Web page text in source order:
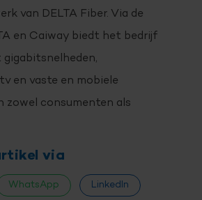
via
WhatsApp LinkedIn
van DELTA Fiber. Via de
en Caiway biedt het bedrijf
en vaste en mobiele
zowel consumenten als